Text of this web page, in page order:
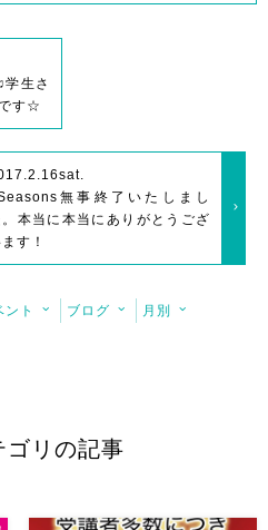
生さ
す☆
sat.
無事終了いたしまし
。本当に本当にありがとうござ
す！
ント ブログ 月別
ゴリの記事